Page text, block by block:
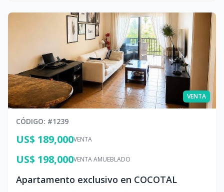
VENTA
CÓDIGO: #1239
VENTA
US$ 189,000
VENTA AMUEBLADO
US$ 198,000
Apartamento exclusivo en COCOTAL